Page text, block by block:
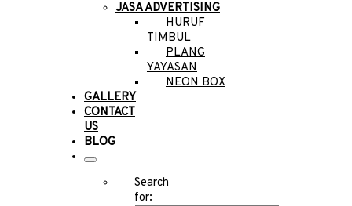
JASA ADVERTISING
HURUF
TIMBUL
PLANG
YAYASAN
NEON BOX
GALLERY
CONTACT
US
BLOG
Search
for: